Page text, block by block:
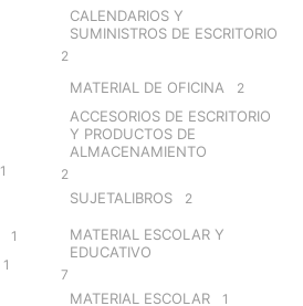
1
1
1
CALENDARIOS Y
SUMINISTROS DE ESCRITORIO
2
MATERIAL DE OFICINA 2
ACCESORIOS DE ESCRITORIO
Y PRODUCTOS DE
ALMACENAMIENTO
2
SUJETALIBROS 2
MATERIAL ESCOLAR Y
EDUCATIVO
7
MATERIAL ESCOLAR 1